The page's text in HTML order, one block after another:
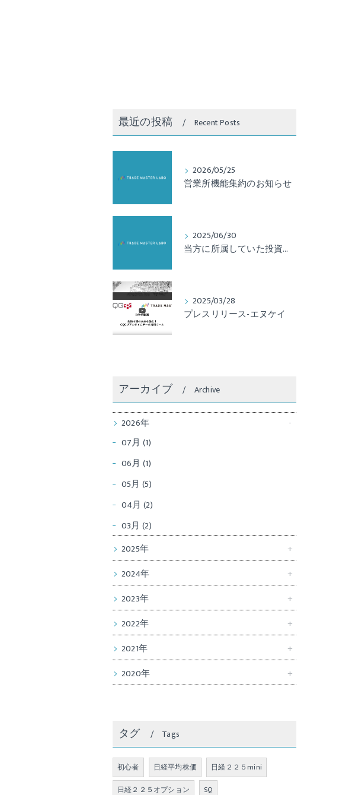
最近の投稿 Recent Posts
2026/05/25
営業所機能集約のお知らせ
2025/06/30
当方に所属していた投資判断・分析者による法令違反のご報告と対応について
2025/03/28
プレスリリース-エヌケイ
アーカイブ Archive
2026年
07月 (1)
06月 (1)
05月 (5)
04月 (2)
03月 (2)
2025年
2024年
2023年
2022年
2021年
2020年
タグ Tags
初心者 日経平均株価
日経２２５mini
日経２２５オプション
SQ